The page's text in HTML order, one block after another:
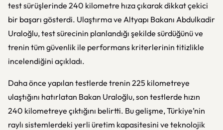
test sürüşlerinde 240 kilometre hıza çıkarak dikkat çekici
bir başarı gösterdi. Ulaştırma ve Altyapı Bakanı Abdulkadir
Uraloğlu, test sürecinin planlandığı şekilde sürdüğünü ve
trenin tüm güvenlik ile performans kriterlerinin titizlikle
incelendiğini açıkladı.
Daha önce yapılan testlerde trenin 225 kilometreye
ulaştığını hatırlatan Bakan Uraloğlu, son testlerde hızın
240 kilometreye çıktığını belirtti. Bu gelişme, Türkiye’nin
raylı sistemlerdeki yerli üretim kapasitesini ve teknolojik